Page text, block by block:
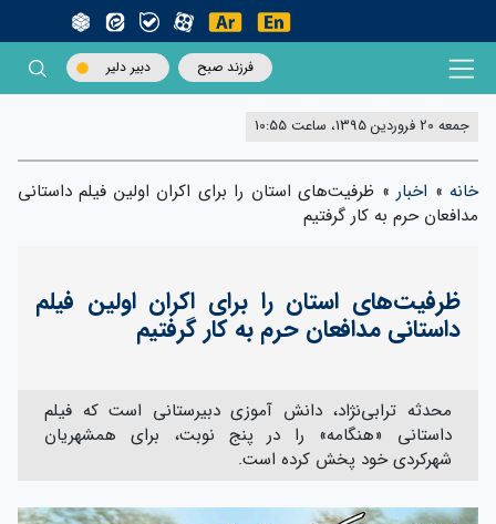
فرزند صبح دبیر دلیر
جمعه 20 فروردین 1395، ساعت 10:55
خانه» اخبار » ظرفیت‌های استان را برای اکران اولین فیلم داستانی
مدافعان حرم به کار گرفتیم
ظرفیت‌های استان را برای اکران اولین فیلم
داستانی مدافعان حرم به کار گرفتیم
محدثه ترابی‌نژاد، دانش آموزی دبیرستانی است که فیلم
داستانی «هنگامه» را در پنج نوبت، برای همشهریان
شهرکردی‌ خود پخش کرده است.